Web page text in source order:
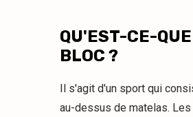
QU'EST-CE-
BLOC ?
Il s'agit d'un sport qui
au-dessus de matelas.